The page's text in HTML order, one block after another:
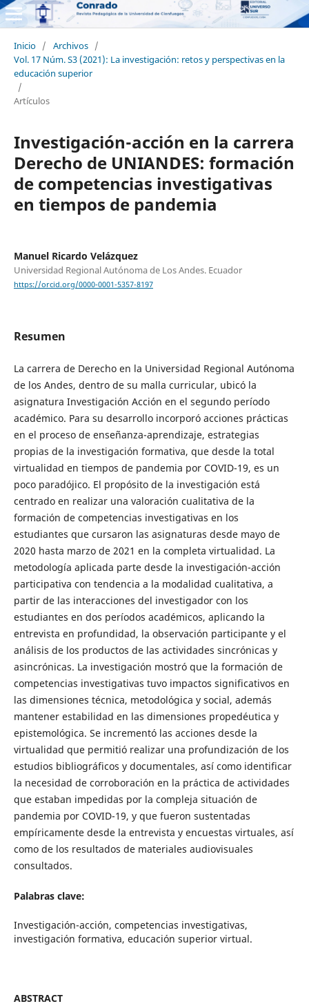
Inicio / Archivos /
Vol. 17 Núm. S3 (2021): La investigación: retos y perspectivas en la
educación superior
/
Artículos
Investigación-acción en la carrera
Derecho de UNIANDES: formación
de competencias investigativas
en tiempos de pandemia
Manuel Ricardo Velázquez
Universidad Regional Autónoma de Los Andes. Ecuador
https://orcid.org/0000-0001-5357-8197
Resumen
La carrera de Derecho en la Universidad Regional Autónoma
de los Andes, dentro de su malla curricular, ubicó la
asignatura Investigación Acción en el segundo período
académico. Para su desarrollo incorporó acciones prácticas
en el proceso de enseñanza-aprendizaje, estrategias
propias de la investigación formativa, que desde la total
virtualidad en tiempos de pandemia por COVID-19, es un
poco paradójico. El propósito de la investigación está
centrado en realizar una valoración cualitativa de la
formación de competencias investigativas en los
estudiantes que cursaron las asignaturas desde mayo de
2020 hasta marzo de 2021 en la completa virtualidad. La
metodología aplicada parte desde la investigación-acción
participativa con tendencia a la modalidad cualitativa, a
partir de las interacciones del investigador con los
estudiantes en dos períodos académicos, aplicando la
entrevista en profundidad, la observación participante y el
análisis de los productos de las actividades sincrónicas y
asincrónicas. La investigación mostró que la formación de
competencias investigativas tuvo impactos significativos en
las dimensiones técnica, metodológica y social, además
mantener estabilidad en las dimensiones propedéutica y
epistemológica. Se incrementó las acciones desde la
virtualidad que permitió realizar una profundización de los
estudios bibliográficos y documentales, así como identificar
la necesidad de corroboración en la práctica de actividades
que estaban impedidas por la compleja situación de
pandemia por COVID-19, y que fueron sustentadas
empíricamente desde la entrevista y encuestas virtuales, así
como de los resultados de materiales audiovisuales
consultados.
Palabras clave:
Investigación-acción, competencias investigativas,
investigación formativa, educación superior virtual.
ABSTRACT